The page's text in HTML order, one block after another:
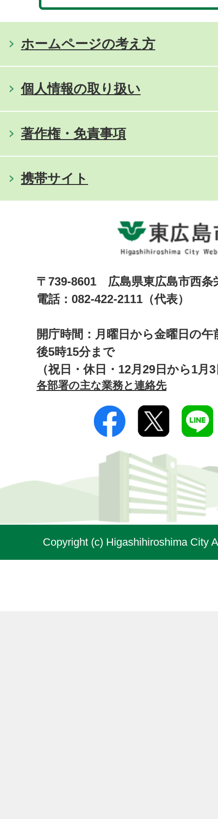
ホームページの考え方
個人情報の取り扱い
著作権・免責事項
携帯サイト
〒739-8601 広島県東広島市西
電話：082-422-2111（代表）
開庁時間：月曜日から金曜日の午
後5時15分まで
（祝日・休日・12月29日から1月
各部署の主な業務と連絡先
Copyright (c) Higashihiroshima City